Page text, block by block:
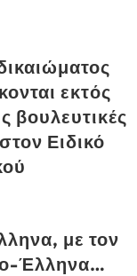
εκτός
βουλευτικές
Ειδικό
με τον
Έλληνα…